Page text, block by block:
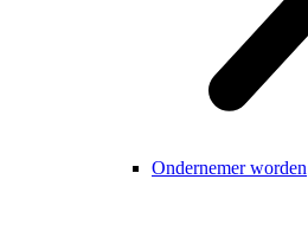
Ondernemer worden